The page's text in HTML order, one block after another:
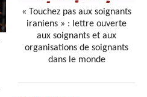
« Touchez pas aux soignants
iraniens » : lettre ouverte
aux soignants et aux
organisations de soignants
dans le monde